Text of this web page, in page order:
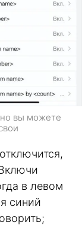
вы можете
в левом
синий